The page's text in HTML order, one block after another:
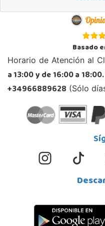
Carretera Armilla 29, Urb. Porcegram, 2
18100, Armilla
958183860
Localizar Tienda
Centro comercial Max Center Barrio,
Basado
Horario de Atención al
a 13:00 y de 16:00 a
+34966889628 (Sólo